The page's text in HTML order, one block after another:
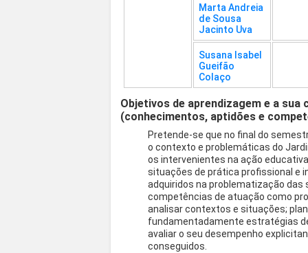
Marta Andreia
de Sousa
Jacinto Uva
Susana Isabel
Gueifão
Colaço
Objetivos de aprendizagem e a
(conhecimentos, aptidões e
Pretende-se que no final do
o contexto e problemáticas do
os intervenientes na ação
situações de prática profissional e
adquiridos na problematização
competências de atuação como
analisar contextos e situações;
fundamentadamente estratégias
avaliar o seu desempenho
conseguidos.